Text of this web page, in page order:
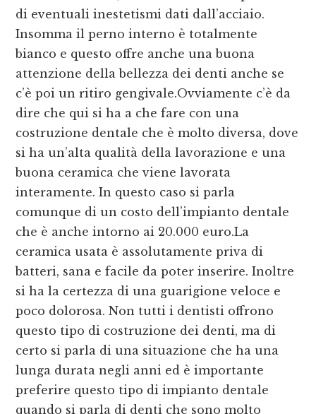
di eventuali inestetismi dati dall’acciaio.
Insomma il perno interno è totalmente
bianco e questo offre anche una buona
attenzione della bellezza dei denti anche se
c’è poi un ritiro gengivale.Ovviamente c’è da
dire che qui si ha a che fare con una
costruzione dentale che è molto diversa, dove
si ha un’alta qualità della lavorazione e una
buona ceramica che viene lavorata
interamente. In questo caso si parla
comunque di un costo dell’impianto dentale
che è anche intorno ai 20.000 euro.La
ceramica usata è assolutamente priva di
batteri, sana e facile da poter inserire. Inoltre
si ha la certezza di una guarigione veloce e
poco dolorosa. Non tutti i dentisti offrono
questo tipo di costruzione dei denti, ma di
certo si parla di una situazione che ha una
lunga durata negli anni ed è importante
preferire questo tipo di impianto dentale
quando si parla di denti che sono molto